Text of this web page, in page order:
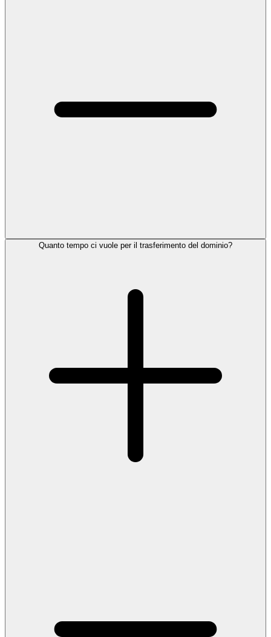
Quanto tempo ci vuole per il trasferimento del dominio?